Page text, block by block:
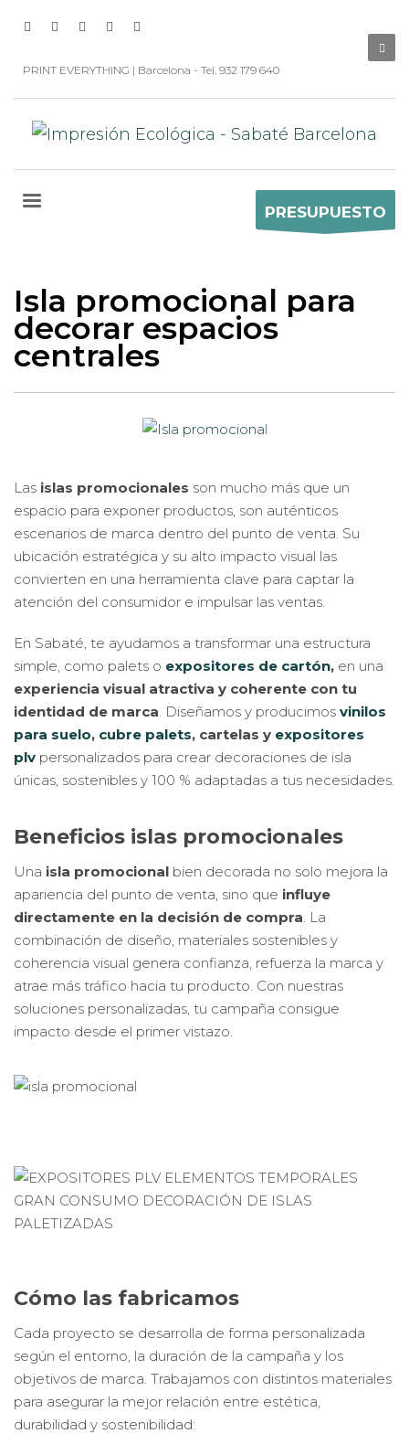
PRINT EVERYTHING | Barcelona - Tel. 932 179 640
PRESUPUESTO
Isla promocional para
decorar espacios
centrales
Las islas promocionales son mucho más que un
espacio para exponer productos, son auténticos
escenarios de marca dentro del punto de venta. Su
ubicación estratégica y su alto impacto visual las
convierten en una herramienta clave para captar la
atención del consumidor e impulsar las ventas.
En Sabaté, te ayudamos a transformar una estructura
simple, como palets o expositores de cartón, en una
experiencia visual atractiva y coherente con tu
identidad de marca . Diseñamos y producimos vinilos
para suelo, cubre palets, cartelas y expositores
plv personalizados para crear decoraciones de isla
únicas, sostenibles y 100 % adaptadas a tus necesidades.
Beneficios islas promocionales
Una isla promocional bien decorada no solo mejora la
apariencia del punto de venta, sino que influye
directamente en la decisión de compra . La
combinación de diseño, materiales sostenibles y
coherencia visual genera confianza, refuerza la marca y
atrae más tráfico hacia tu producto. Con nuestras
soluciones personalizadas, tu campaña consigue
impacto desde el primer vistazo.
Cómo las fabricamos
Cada proyecto se desarrolla de forma personalizada
según el entorno, la duración de la campaña y los
objetivos de marca. Trabajamos con distintos materiales
para asegurar la mejor relación entre estética,
durabilidad y sostenibilidad: